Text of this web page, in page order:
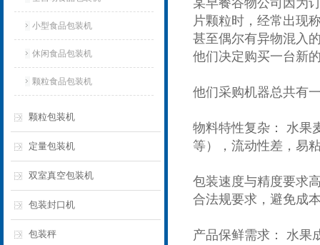
小型食品包装机
休闲食品包装机
颗粒食品包装机
颗粒包装机
定量包装机
双室真空包装机
包装封口机
包装秤
某早餐谷物公司因为
片颗粒时，经常出现
甚至偶尔有异物混入
他们决定购买一台新
他们采购机器总共有
物料特性复杂： 水果
等），流动性差，易
包装速度与精度要求
合法规要求，避免成
产品保鲜需求： 水果